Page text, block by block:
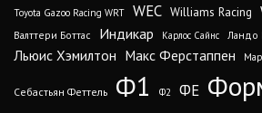
Toyota Gazoo Racing WRT WEC Williams Racing
Валттери Боттас
Индикар Карлос Сайнс Ландо
Льюис Хэмилтон Макс Ферстаппен
Себастьян Феттель Ф1 Ф2 ФЕ